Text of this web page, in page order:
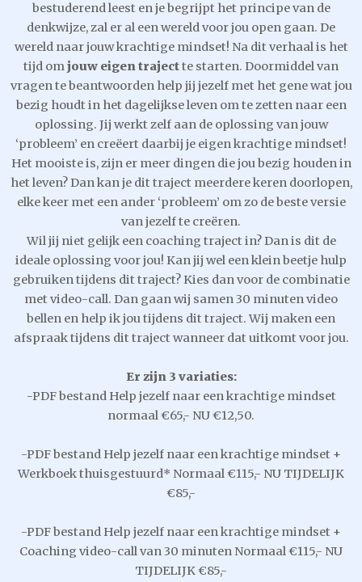
bestuderend leest en je begrijpt het principe van de
denkwijze, zal er al een wereld voor jou open gaan. De
wereld naar jouw krachtige mindset! Na dit verhaal is het
tijd omjouw eigen trajectte starten. Doormiddel van
vragen te beantwoorden help jij jezelf met het gene wat jou
bezig houdt in het dagelijkse leven om te zetten naar een
oplossing. Jij werkt zelf aan de oplossing van jouw
‘probleem’ en creëert daarbij je eigen krachtige mindset!
Het mooiste is, zijn er meer dingen die jou bezig houden in
het leven? Dan kan je dit traject meerdere keren doorlopen,
elke keer met een ander ‘probleem’ om zo de beste versie
van jezelf te creëren.
Wil jij niet gelijk een coaching traject in? Dan is dit de
ideale oplossing voor jou! Kan jij wel een klein beetje hulp
gebruiken tijdens dit traject? Kies dan voor de combinatie
met video-call. Dan gaan wij samen 30 minuten video
bellen en help ik jou tijdens dit traject. Wij maken een
afspraak tijdens dit traject wanneer dat uitkomt voor jou.
Er zijn 3 variaties:
-PDF bestand Help jezelf naar een krachtige mindset
normaal €65,- NU €12,50.
-PDF bestand Help jezelf naar een krachtige mindset +
Werkboek thuisgestuurd* Normaal €115,- NU TIJDELIJK
€85,-
-PDF bestand Help jezelf naar een krachtige mindset +
Coaching video-call van 30 minuten Normaal €115,- NU
TIJDELIJK €85,-